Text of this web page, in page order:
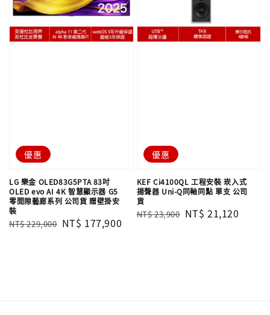
優惠
LG 樂金 OLED83G5PTA 83吋
OLED evo AI 4K 智慧顯示器 G5
零間隙藝廊系列 公司貨 贈壁掛安
裝
Regular
NT$ 229,000 Sale
NT$ 177,900
優惠
KEF Ci4100QL 工程安裝 崁入式
揚聲器 Uni-Q同軸同點 單支​​​​​​​ 公司
貨
Regular
NT$ 23,900 Sale
NT$ 21,120